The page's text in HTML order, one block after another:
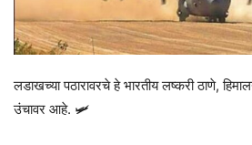
लडाखच्या पठारावरचे हे भारतीय लष्करी ठाणे,
उंचावर आहे. 🛩️